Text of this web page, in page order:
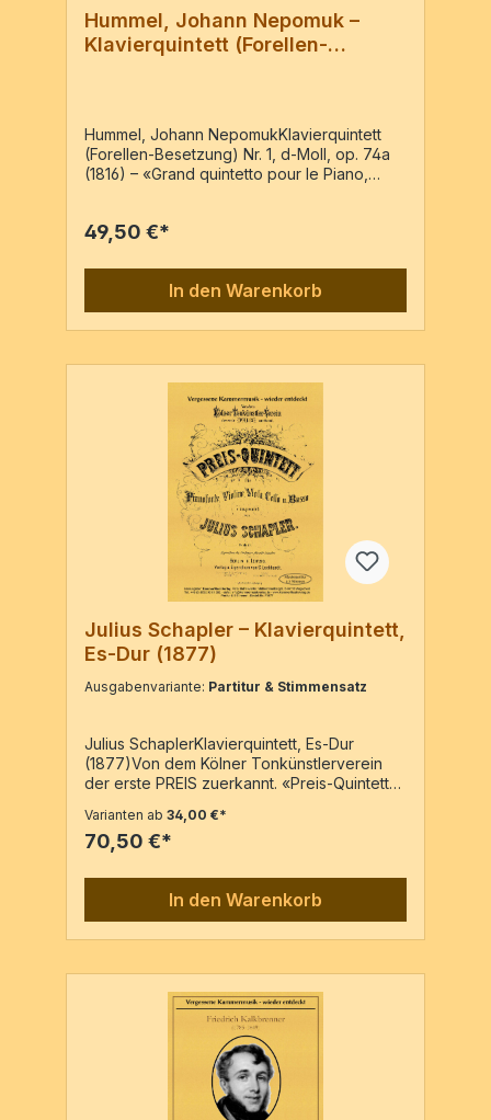
Hummel, Johann Nepomuk –
Klavierquintett (Forellen-
Hummel, Johann NepomukKlavierquintett
(Forellen-Besetzung) Nr. 1, d-Moll, op. 74a
(1816) – «Grand quintetto pour le Piano,
Reprint der Ausgabe: Wien : chez Artaria &
Stimmen / 94 Seiten
49,50 €*
In den Warenkorb
Julius Schapler – Klavierquintett,
Es-Dur (1877)
Ausgabenvariante: Partitur & Stimmensatz
Julius SchaplerKlavierquintett, Es-Dur
(1877)Von dem Kölner Tonkünstlerverein
der erste PREIS zuerkannt. «Preis-Quintett
– Reprint der Ausgabe: C. Luckhardt – Berlin
& Leipzig (Plate CL 830)Pianoforte, Violine,
BassoKlavierpartitur & 5 Stimmen / 126
SeitenKlavierpartitur / 62 Seiten5 Stimmen /
64 Seiten
Varianten ab 34,00 €*
70,50 €*
In den Warenkorb